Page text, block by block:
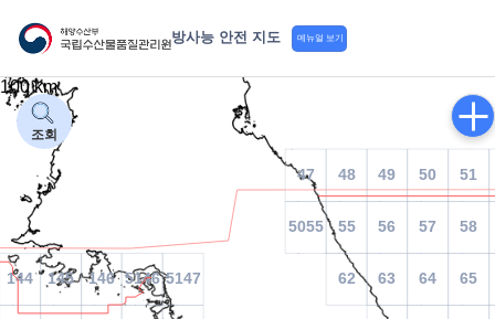
방사능 안전 지도 메뉴얼 보기
100 km
조회